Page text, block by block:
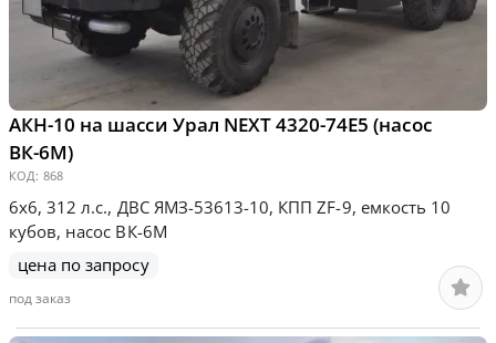
АКН-10 на шасси Урал NEXT 4320-74Е5 (насос
ВК-6М)
КОД: 868
6х6, 312 л.с., ДВС ЯМЗ-53613-10, КПП ZF-9, емкость 10
кубов, насос ВК-6М
цена по запросу
под заказ